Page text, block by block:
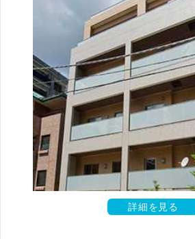
ージの強いエリアです。国会議事堂などのあ
多くの観光客が集まる商業エリアとしても有
れ路線は、東京メトロ千代田線のみですが、
く、東京駅や新宿駅、渋谷駅といった都内の
とができるため、交通の利便性は高いといえ
赤坂見附駅があり、こちらは東京メトロ銀座
います。
都内でも有数の高級住宅地として知られてお
頃から武家屋敷として発展し、いまでも邸宅
イメージが作られてきました。
江戸時代から発展を続けてきた赤坂ですが、
丁目地区で都市再開発が行われるなど、発展
再開発によりオープンした複合商業施設の「
屋跡地にはTBSの放送センターやオフィスビ
赤坂サカスには、都内でも最大規模を誇るラ
坂BLITZ」や、「TBS赤坂ACTセンター」で
そうした大規模施設以外にも、料亭街として
詳細を見る